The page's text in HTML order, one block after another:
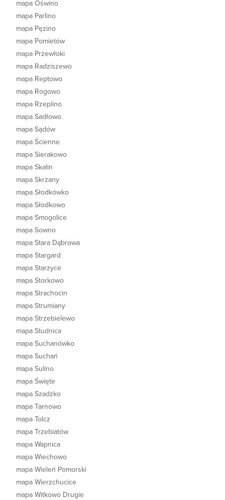
mapa Oświno
mapa Parlino
mapa Pęzino
mapa Pomietów
mapa Przewłoki
mapa Radziszewo
mapa Reptowo
mapa Rogowo
mapa Rzeplino
mapa Sadłowo
mapa Sądów
mapa Ścienne
mapa Sierakowo
mapa Skalin
mapa Skrzany
mapa Słodkówko
mapa Słodkowo
mapa Smogolice
mapa Sowno
mapa Stara Dąbrowa
mapa Stargard
mapa Starzyce
mapa Storkowo
mapa Strachocin
mapa Strumiany
mapa Strzebielewo
mapa Studnica
mapa Suchanówko
mapa Suchań
mapa Sulino
mapa Święte
mapa Szadzko
mapa Tarnowo
mapa Tolcz
mapa Trzebiatów
mapa Wapnica
mapa Wiechowo
mapa Wieleń Pomorski
mapa Wierzchucice
mapa Witkowo Drugie